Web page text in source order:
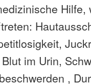
Hilfe,
im Urin,
,